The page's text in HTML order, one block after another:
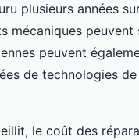
plusieurs années
peuvent
peuvent
de technologies
le coût des